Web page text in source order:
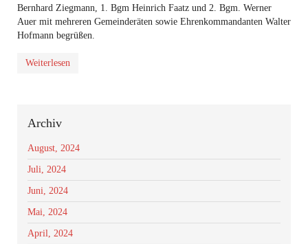
Bernhard Ziegmann, 1. Bgm Heinrich Faatz und 2. Bgm. Werner
Auer mit mehreren Gemeinderäten sowie Ehrenkommandanten Walter
Hofmann begrüßen.
Weiterlesen
Archiv
August, 2024
Juli, 2024
Juni, 2024
Mai, 2024
April, 2024